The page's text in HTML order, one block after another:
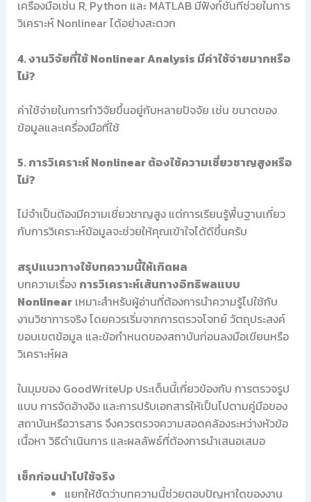
เครื่องมือเช่น R, Python และ MATLAB มีฟังก์ชันที่ช่วยในการ
วิเคราะห์ Nonlinear ได้อย่างสะดวก
4. งานวิจัยที่ใช้ Nonlinear Analysis มีค่าใช้จ่ายมากหรือ
ไม่?
ค่าใช้จ่ายในการทำวิจัยขึ้นอยู่กับหลายปัจจัย เช่น ขนาดของ
ข้อมูลและเครื่องมือที่ใช้
5. การวิเคราะห์ Nonlinear ต้องใช้ความเชี่ยวชาญสูงหรือ
ไม่?
ไม่จำเป็นต้องมีความเชี่ยวชาญสูง แต่การเรียนรู้พื้นฐานเกี่ยว
กับการวิเคราะห์ข้อมูลจะช่วยให้คุณเข้าใจได้ดีขึ้นครับ
สรุปแนวทางใช้บทความนี้ให้เกิดผล
บทความเรื่อง การวิเคราะห์เส้นทางอิทธิพลแบบ
Nonlinearเหมาะสำหรับผู้อ่านที่ต้องการนำความรู้ไปใช้กับ
งานวิชาการจริง โดยควรเริ่มจากการตรวจโจทย์ วัตถุประสงค์
ขอบเขตข้อมูล และข้อกำหนดของสถาบันก่อนลงมือเขียนหรือ
วิเคราะห์ผล
ในมุมของ GoodWriteUp ประเด็นนี้เกี่ยวข้องกับ การตรวจรูป
แบบ การจัดอ้างอิง และการปรับเอกสารให้เป็นไปตามคู่มือของ
สถาบันหรือวารสาร จึงควรตรวจความสอดคล้องระหว่างหัวข้อ
เนื้อหา วิธีดำเนินการ และผลลัพธ์ที่ต้องการนำเสนอเสมอ
เช็กก่อนนำไปใช้จริง
แยกให้ชัดว่าบทความนี้ช่วยตอบปัญหาใดของงาน